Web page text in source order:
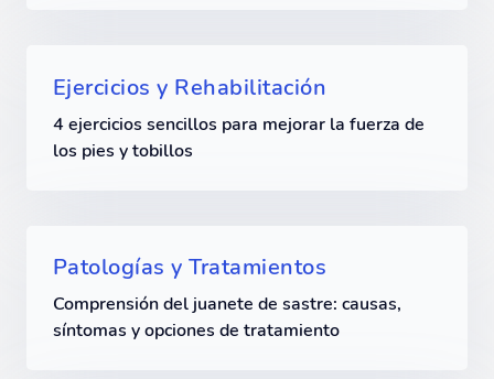
Ejercicios y Rehabilitación
4 ejercicios sencillos para mejorar la fuerza de
los pies y tobillos
Patologías y Tratamientos
Comprensión del juanete de sastre: causas,
síntomas y opciones de tratamiento